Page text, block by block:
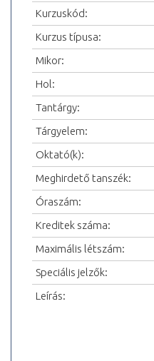
Kurzuskód:
Kurzus típusa:
Mikor:
Hol:
Tantárgy:
Tárgyelem:
Oktató(k):
Meghirdető tanszék:
Óraszám:
Kreditek száma:
Maximális létszám:
Speciális jelzők:
Leírás: